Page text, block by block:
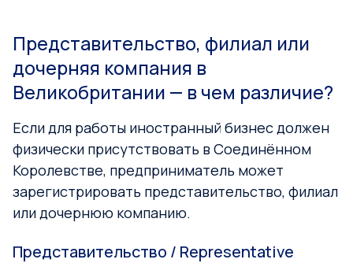
Представительство, филиал или
дочерняя компания в
Великобритании — в чем различие?
Если для работы иностранный бизнес должен
физически присутствовать в Соединённом
Королевстве, предприниматель может
зарегистрировать представительство, филиал
или дочернюю компанию.
Представительство / Representative